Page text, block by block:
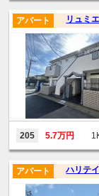
リュミ
アパート
205 5.7万円
ハリテ
アパート